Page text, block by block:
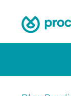
content